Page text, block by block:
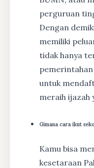
perguruan
Dengan
memiliki
tidak hanya
untuk
meraih ijazah
Gimana cara ikut
Kamu bisa
kesetaraan